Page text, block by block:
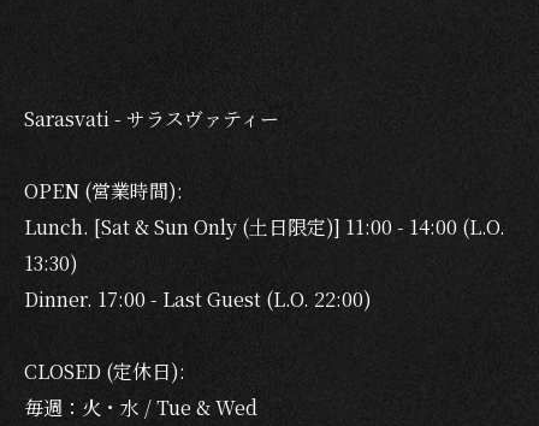
Sarasvati - サラスヴァティー
OPEN (営業時間):
Lunch. [Sat & Sun Only (土日限定)] 11:00 - 14:00 (L.O.
13:30)
Dinner. 17:00 - Last Guest (L.O. 22:00)
CLOSED (定休日):
毎週：火・水 / Tue & Wed